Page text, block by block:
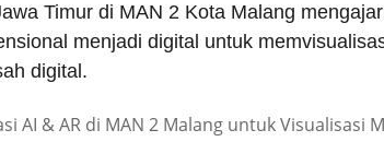
Timur di MAN 2 Kota Malang
menjadi digital untuk
digital.